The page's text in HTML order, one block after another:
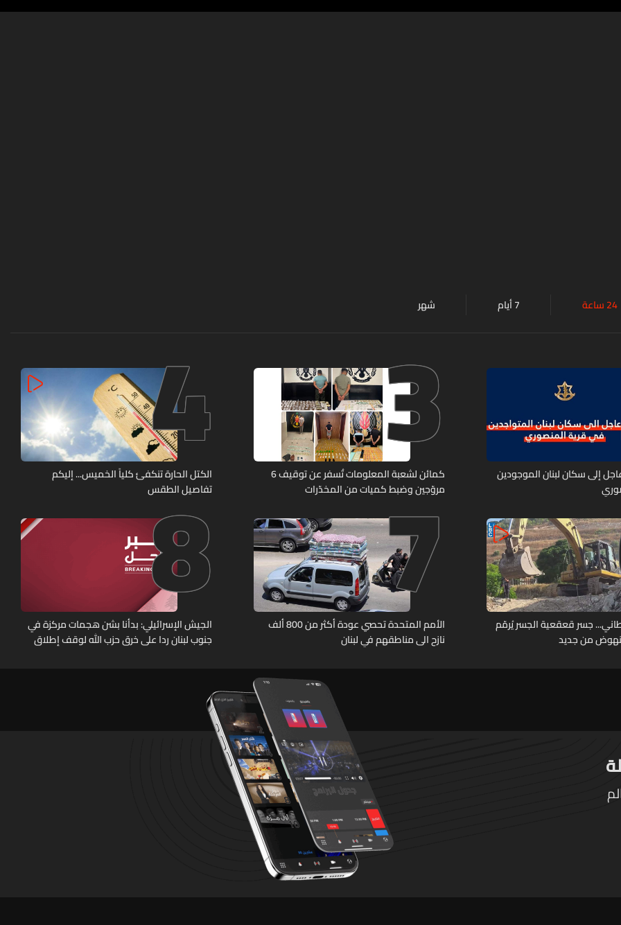
24 ساعة 7 أيام شهر
عاجل إلى سكان لبنان الموجودين
3
كمائن لشعبة المعلومات تُسفر عن توقيف 6
مروّجين وضبط كميات من المخدّرات
4
الكتل الحارة تنكفئ كلياً الخميس... إليكم
تفاصيل الطقس
جسر قعقعية الجسر يُرمّم
من جديد
7
الأمم المتحدة تحصي عودة أكثر من 800 ألف
نازح الى مناطقهم في لبنان
8
الجيش الإسرائيلي: بدأنا بشن هجمات مركزة في
جنوب لبنان ردا على خرق حزب الله لوقف إطلاق